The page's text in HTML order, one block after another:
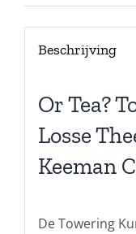
Beschrijving
Or Tea?
Losse
Keeman
De Towering